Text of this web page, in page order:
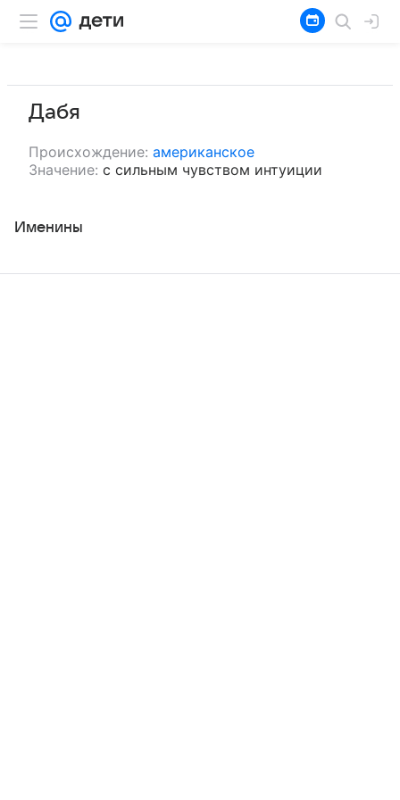
Дабя
Происхождение: американское
Значение: с сильным чувством интуиции
Именины